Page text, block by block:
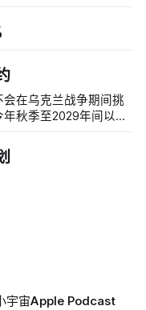
在乌克兰战争期间挑
秋季至2029年间以网
升；俄军导弹落入波
宇宙Apple Podcast